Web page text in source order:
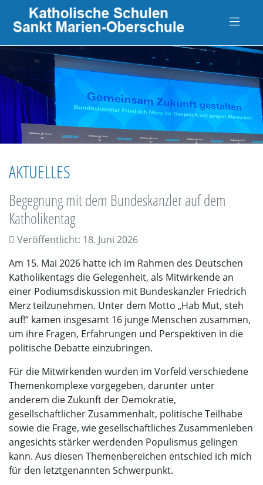
AKTUELLES
Begegnung mit dem Bundeskanzler auf dem
Katholikentag
Veröffentlicht: 18. Juni 2026
Am 15. Mai 2026 hatte ich im Rahmen des Deutschen
Katholikentags die Gelegenheit, als Mitwirkende an
einer Podiumsdiskussion mit Bundeskanzler Friedrich
Merz teilzunehmen. Unter dem Motto „Hab Mut, steh
auf!“ kamen insgesamt 16 junge Menschen zusammen,
um ihre Fragen, Erfahrungen und Perspektiven in die
politische Debatte einzubringen.
Für die Mitwirkenden wurden im Vorfeld verschiedene
Themenkomplexe vorgegeben, darunter unter
anderem die Zukunft der Demokratie,
gesellschaftlicher Zusammenhalt, politische Teilhabe
sowie die Frage, wie gesellschaftliches Zusammenleben
angesichts stärker werdenden Populismus gelingen
kann. Aus diesen Themenbereichen entschied ich mich
für den letztgenannten Schwerpunkt.